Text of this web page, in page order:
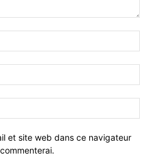
et site web dans ce navigateur